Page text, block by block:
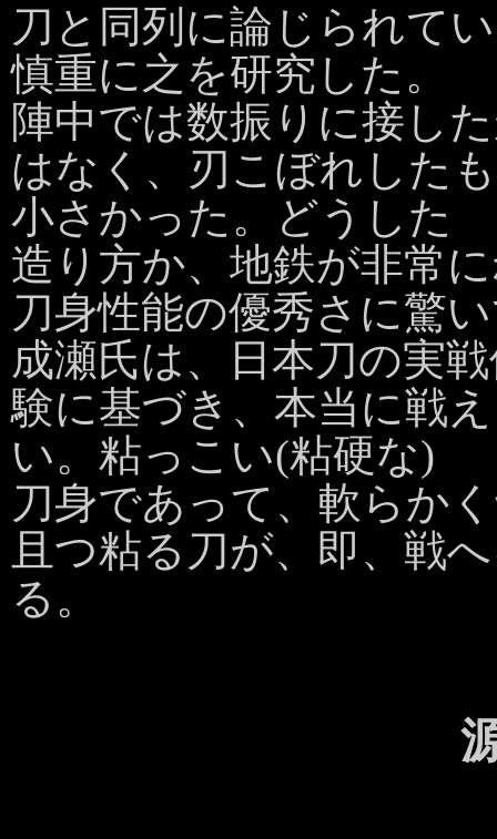
刀と同列に論じられて
慎重に之を研究した。
陣中では数振りに接し
はなく、刃こぼれした
小さかった。どうした
造り方か、地鉄が非常
刀身性能の優秀さに驚
成瀬氏は、日本刀の実
験に基づき、本当に戦
い。粘っこい(粘硬な)
刀身であって、軟らか
且つ粘る刀が、即、戦
る。